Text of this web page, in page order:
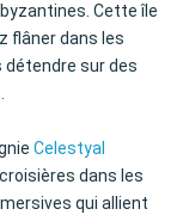
Cette île
flâner dans les
détendre sur des
Celestyal
dans les
qui allient